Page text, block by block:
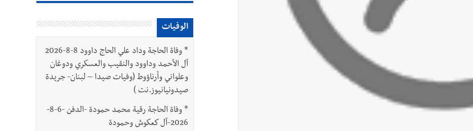
الوفيات
*
وفاة الحاجة وداد علي الحاج داوود 8-8-2026
آل الأحمد وداوود والنقيب والعسكري ودوغان
وعلواني وأرناؤوط (وفيات صيدا – لبنان- جريدة
صيدونيانيوز.نت )
*
وفاة الحاجة رقية محمد حمودة -الدفن -6-8-
2026-آل كعكوش وحمودة